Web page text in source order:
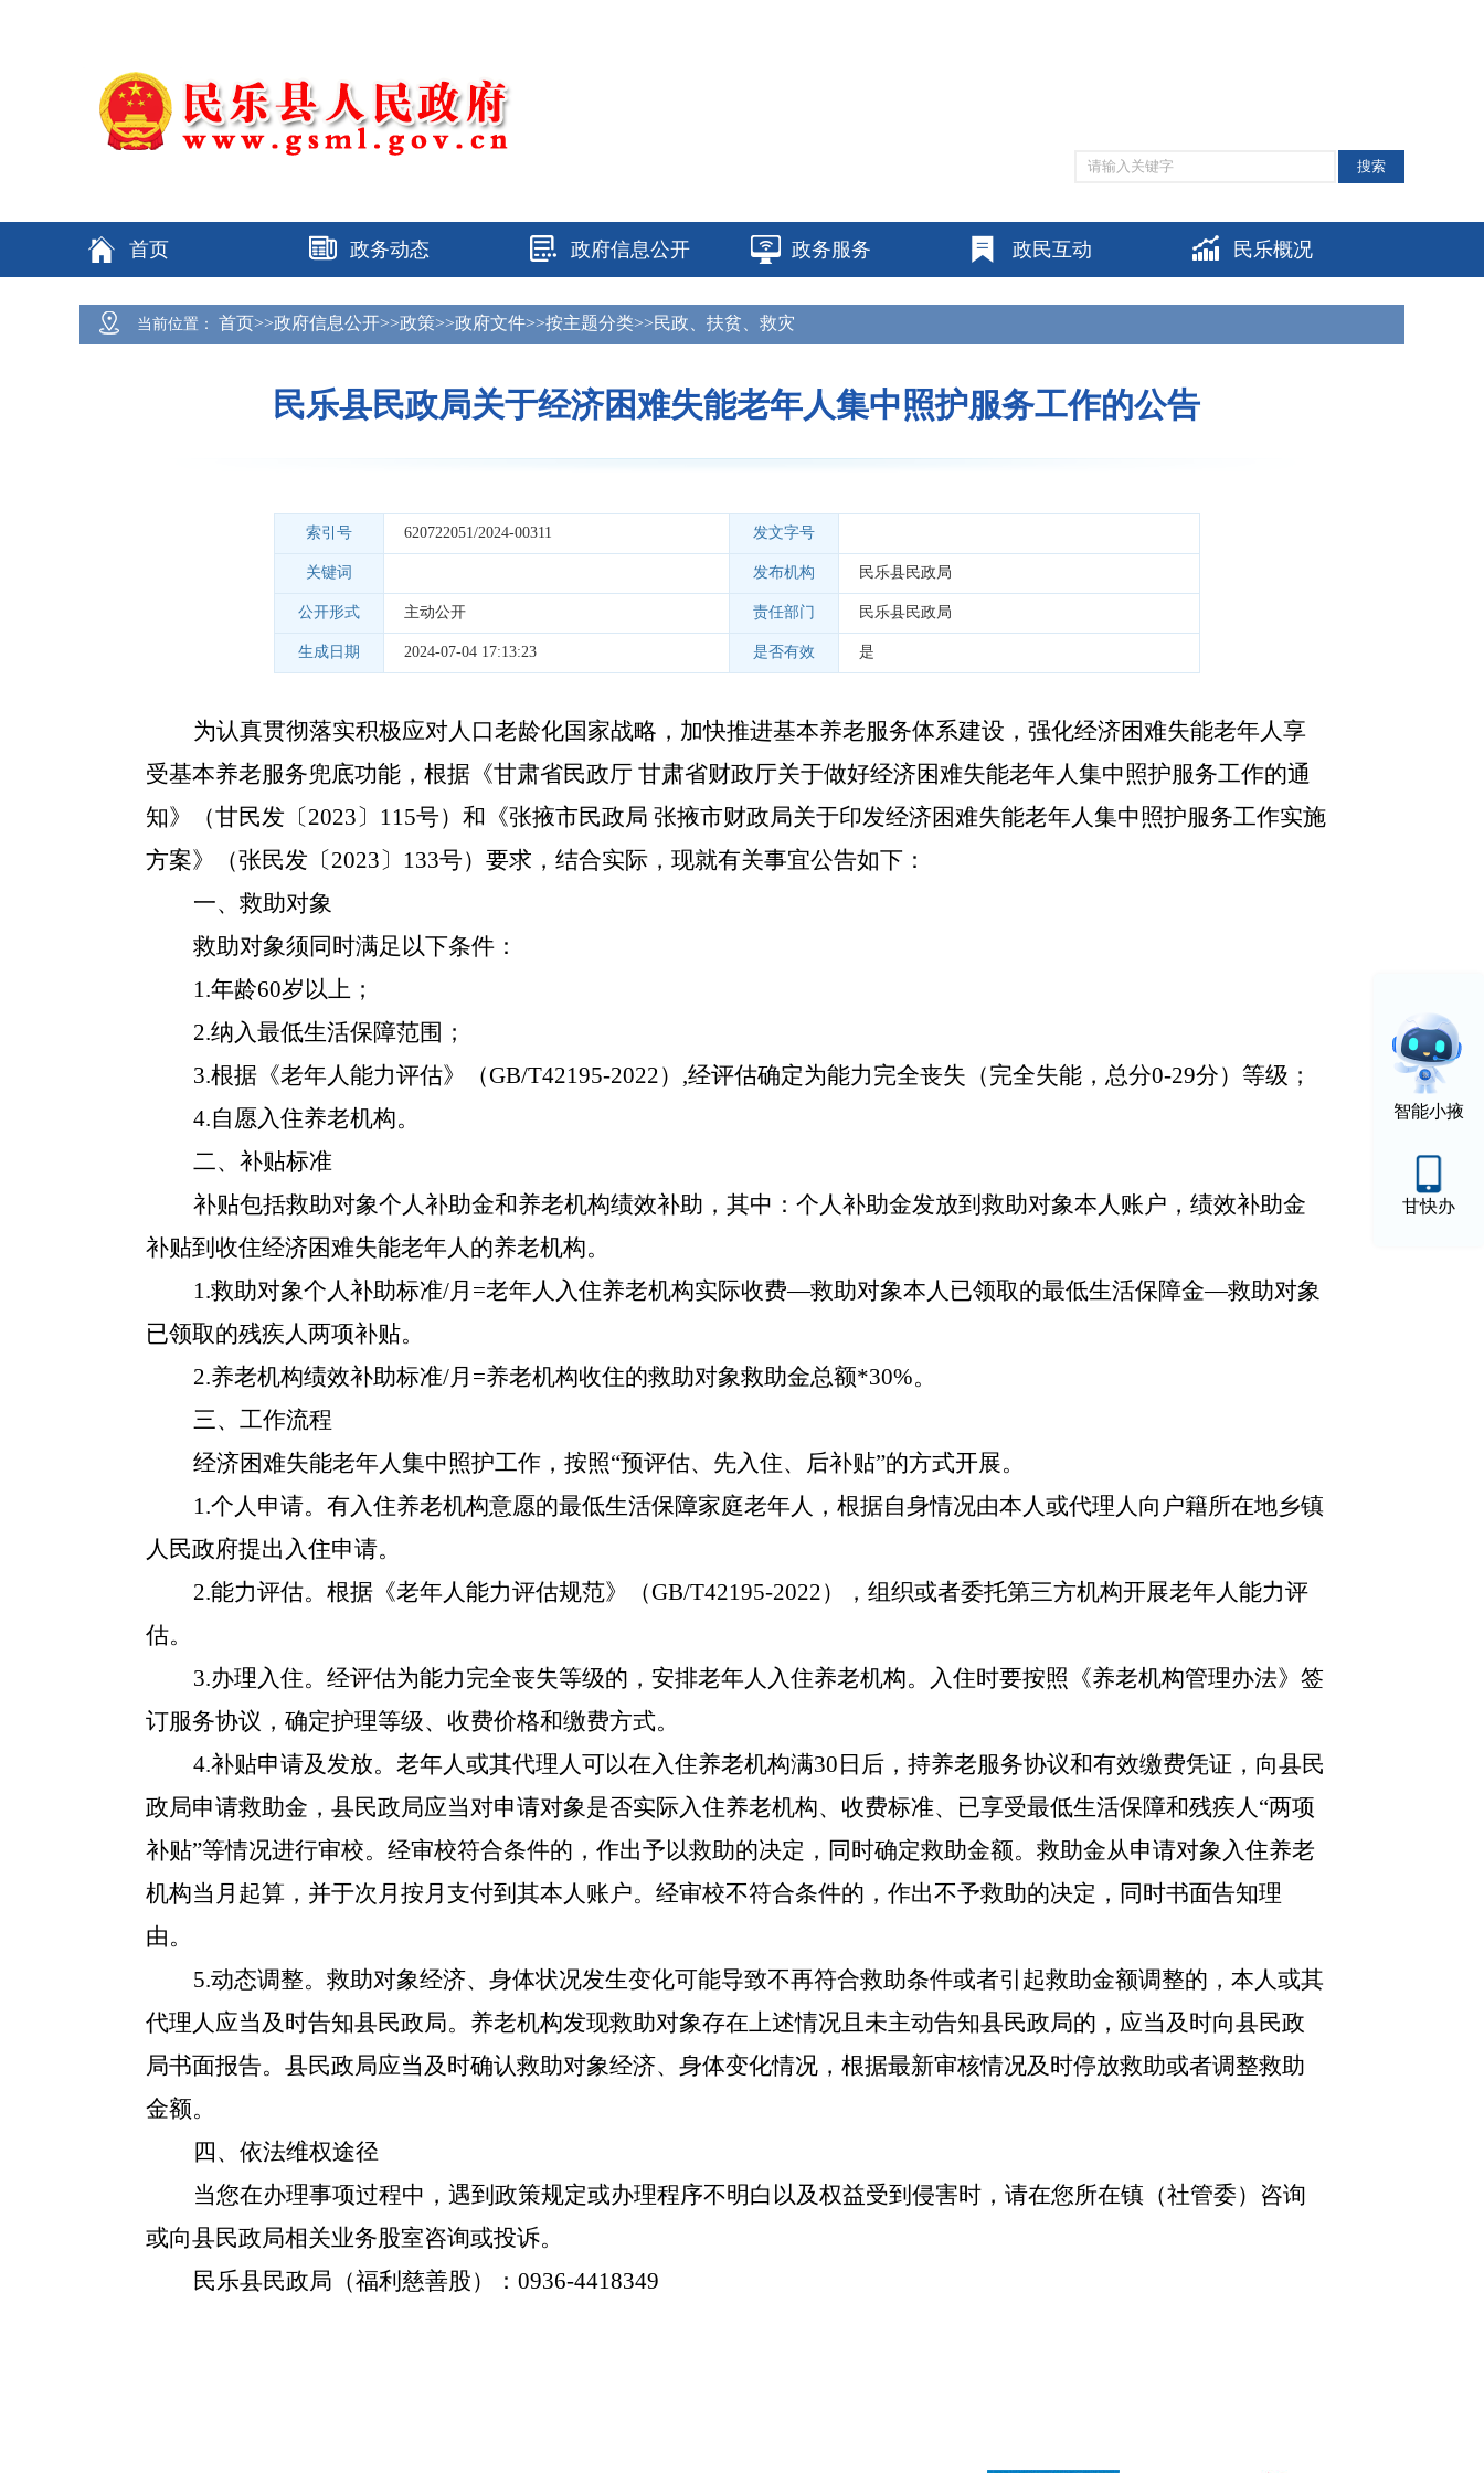
搜索
首页 政务动态 政府信息公开 政务服务 政民互动 民乐概况
智能小掖
甘快办
当前位置： 首页>>政府信息公开>>政策>>政府文件>>按主题分类>>民政、扶贫、救灾
民乐县民政局关于经济困难失能老年人集中照护服务工作的公告
索引号 620722051/2024-00311 发文字号
关键词 发布机构 民乐县民政局
公开形式 主动公开 责任部门 民乐县民政局
生成日期 2024-07-04 17:13:23 是否有效 是
为认真贯彻落实积极应对人口老龄化国家战略，加快推进基本养老服务体系建设，强化经济困难失能老年人享
受基本养老服务兜底功能，根据《甘肃省民政厅 甘肃省财政厅关于做好经济困难失能老年人集中照护服务工作的通
知》（甘民发〔2023〕115号）和《张掖市民政局 张掖市财政局关于印发经济困难失能老年人集中照护服务工作实施
方案》（张民发〔2023〕133号）要求，结合实际，现就有关事宜公告如下：
一、救助对象
救助对象须同时满足以下条件：
1.年龄60岁以上；
2.纳入最低生活保障范围；
3.根据《老年人能力评估》（GB/T42195-2022）,经评估确定为能力完全丧失（完全失能，总分0-29分）等级；
4.自愿入住养老机构。
二、补贴标准
补贴包括救助对象个人补助金和养老机构绩效补助，其中：个人补助金发放到救助对象本人账户，绩效补助金
补贴到收住经济困难失能老年人的养老机构。
1.救助对象个人补助标准/月=老年人入住养老机构实际收费—救助对象本人已领取的最低生活保障金—救助对象
已领取的残疾人两项补贴。
2.养老机构绩效补助标准/月=养老机构收住的救助对象救助金总额*30%。
三、工作流程
经济困难失能老年人集中照护工作，按照“预评估、先入住、后补贴”的方式开展。
1.个人申请。有入住养老机构意愿的最低生活保障家庭老年人，根据自身情况由本人或代理人向户籍所在地乡镇
人民政府提出入住申请。
2.能力评估。根据《老年人能力评估规范》（GB/T42195-2022），组织或者委托第三方机构开展老年人能力评
估。
3.办理入住。经评估为能力完全丧失等级的，安排老年人入住养老机构。入住时要按照《养老机构管理办法》签
订服务协议，确定护理等级、收费价格和缴费方式。
4.补贴申请及发放。老年人或其代理人可以在入住养老机构满30日后，持养老服务协议和有效缴费凭证，向县民
政局申请救助金，县民政局应当对申请对象是否实际入住养老机构、收费标准、已享受最低生活保障和残疾人“两项
补贴”等情况进行审校。经审校符合条件的，作出予以救助的决定，同时确定救助金额。救助金从申请对象入住养老
机构当月起算，并于次月按月支付到其本人账户。经审校不符合条件的，作出不予救助的决定，同时书面告知理
由。
5.动态调整。救助对象经济、身体状况发生变化可能导致不再符合救助条件或者引起救助金额调整的，本人或其
代理人应当及时告知县民政局。养老机构发现救助对象存在上述情况且未主动告知县民政局的，应当及时向县民政
局书面报告。县民政局应当及时确认救助对象经济、身体变化情况，根据最新审核情况及时停放救助或者调整救助
金额。
四、依法维权途径
当您在办理事项过程中，遇到政策规定或办理程序不明白以及权益受到侵害时，请在您所在镇（社管委）咨询
或向县民政局相关业务股室咨询或投诉。
民乐县民政局（福利慈善股）：0936-4418349